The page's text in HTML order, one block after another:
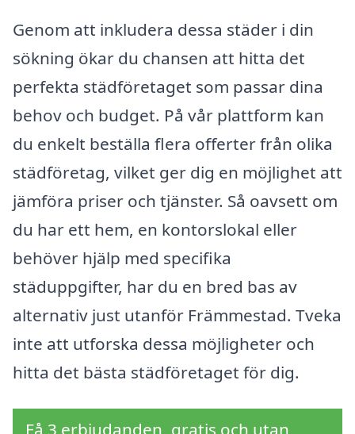
Genom att inkludera dessa städer i din
sökning ökar du chansen att hitta det
perfekta städföretaget som passar dina
behov och budget. På vår plattform kan
du enkelt beställa flera offerter från olika
städföretag, vilket ger dig en möjlighet att
jämföra priser och tjänster. Så oavsett om
du har ett hem, en kontorslokal eller
behöver hjälp med specifika
städuppgifter, har du en bred bas av
alternativ just utanför Främmestad. Tveka
inte att utforska dessa möjligheter och
hitta det bästa städföretaget för dig.
Få 3 erbjudanden, gratis och utan